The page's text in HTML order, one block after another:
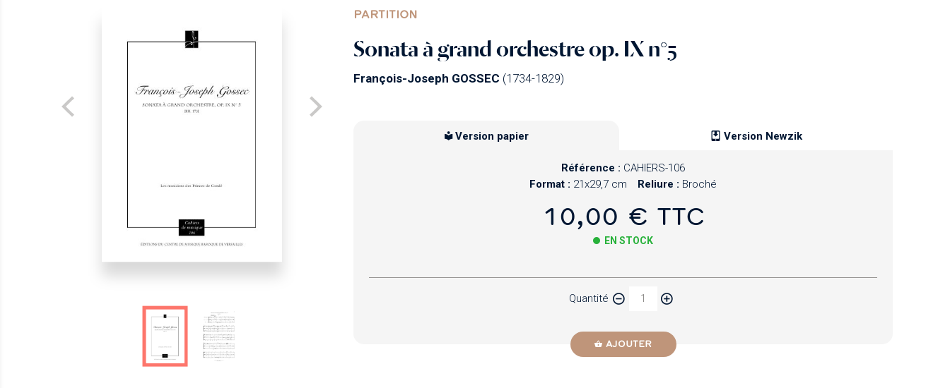
PARTITION
Sonata à grand orchestre op. IX n°5
François-Joseph GOSSEC (1734-1829)
Version papier Version Newzik
Référence : CAHIERS-106
Format : 21x29,7 cm Reliure : Broché
10,00 € TTC
EN STOCK
Quantité
AJOUTER